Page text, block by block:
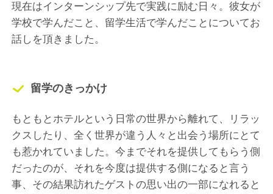
現在はインターンシップ先で実践に励む日々。彼女が
学校で学んだこと、留学生活で学んだことについてお
話しを頂きました。
留学のきっかけ
もともとホテルという日常の世界から離れて、リラッ
クスしたり、全く世界が違う人々と出会う場所にとて
も惹かれていました。今までそれを提供してもらう側
だったのが、それを今度は提供する側になると言う
事、その結果訪れたゲストの思い出の一部になれると